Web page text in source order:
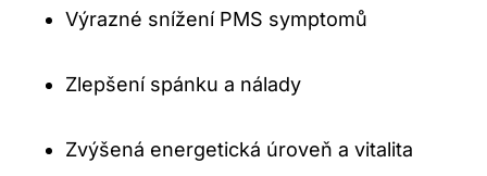
Výrazné snížení PMS symptomů
Zlepšení spánku a nálady
Zvýšená energetická úroveň a vitalita